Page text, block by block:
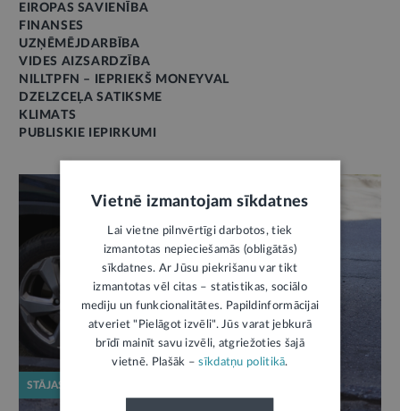
EIROPAS SAVIENĪBA
FINANSES
UZŅĒMĒJDARBĪBA
VIDES AIZSARDZĪBA
NILLTPFN – IEPRIEKŠ MONEYVAL
DZELZCEĻA SATIKSME
KLIMATS
PUBLISKIE IEPIRKUMI
STĀJAS SPĒKĀ
Vietnē izmantojam sīkdatnes
Lai vietne pilnvērtīgi darbotos, tiek
izmantotas nepieciešamās (obligātās)
sīkdatnes. Ar Jūsu piekrišanu var tikt
izmantotas vēl citas – statistikas, sociālo
mediju un funkcionalitātes. Papildinformācijai
atveriet "Pielāgot izvēli". Jūs varat jebkurā
brīdī mainīt savu izvēli, atgriežoties šajā
vietnē. Plašāk –sīkdatņu politikā.